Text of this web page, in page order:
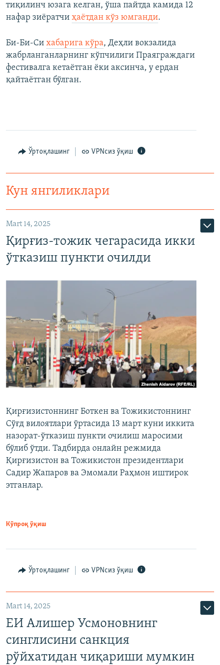
тиқилинч юзага келган, ўша пайтда камида 12
нафар зиёратчи ҳаётдан кўз юмганди.
Би-Би-Си хабарига кўра, Деҳли вокзалида
жабрланганларнинг кўпчилиги Праяграждаги
фестивалга кетаётган ёки аксинча, у ердан
қайтаётган бўлган.
Ўртоқлашинг VPNсиз ўқиш
Кун янгиликлари
Mart 14, 2025
Қирғиз-тожик чегарасида икки
ўтказиш пункти очилди
Қирғизистоннинг Боткен ва Тожикистоннинг
Сўғд вилоятлари ўртасида 13 март куни иккита
назорат-ўтказиш пункти очилиш маросими
бўлиб ўтди. Тадбирда онлайн режмида
Қирғизистон ва Тожикистон президентлари
Садир Жапаров ва Эмомали Раҳмон иштирок
этганлар.
Кўпроқ ўқиш
Ўртоқлашинг VPNсиз ўқиш
Mart 14, 2025
ЕИ Алишер Усмоновнинг
синглисини санкция
рўйхатидан чиқариши мумкин